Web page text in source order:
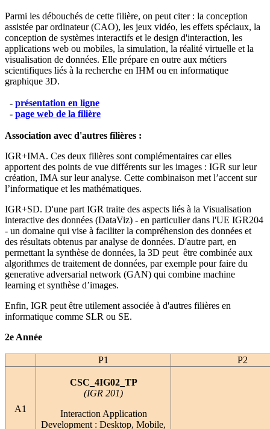
Parmi les débouchés de cette filière, on peut citer : la conception
assistée par ordinateur (CAO), les jeux vidéo, les effets spéciaux, la
conception de systèmes interactifs et le design d'interaction, les
applications web ou mobiles, la simulation, la réalité virtuelle et la
visualisation de données. Elle prépare en outre aux métiers
scientifiques liés à la recherche en IHM ou en informatique
graphique 3D.
- présentation en ligne
- page web de la filière
Association avec d'autres filières :
IGR+IMA. Ces deux filières sont complémentaires car elles
apportent des points de vue différents sur les images : IGR sur leur
création, IMA sur leur analyse. Cette combinaison met l’accent sur
l’informatique et les mathématiques.
IGR+SD. D'une part IGR traite des aspects liés à la Visualisation
interactive des données (DataViz) - en particulier dans l'UE IGR204
- un domaine qui vise à faciliter la compréhension des données et
des résultats obtenus par analyse de données. D'autre part, en
permettant la synthèse de données, la 3D peut être combinée aux
algorithmes de traitement de données, par exemple pour faire du
generative adversarial network (GAN) qui combine machine
learning et synthèse d’images.
Enfin, IGR peut être utilement associée à d'autres filières en
informatique comme SLR ou SE.
2e Année
P1 P2
A1
CSC_4IG02_TP
(IGR 201)
Interaction Application
Development : Desktop, Mobile,